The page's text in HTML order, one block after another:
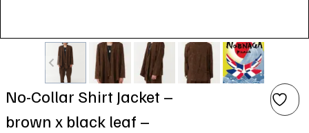
No-Collar Shirt Jacket –
brown x black leaf –